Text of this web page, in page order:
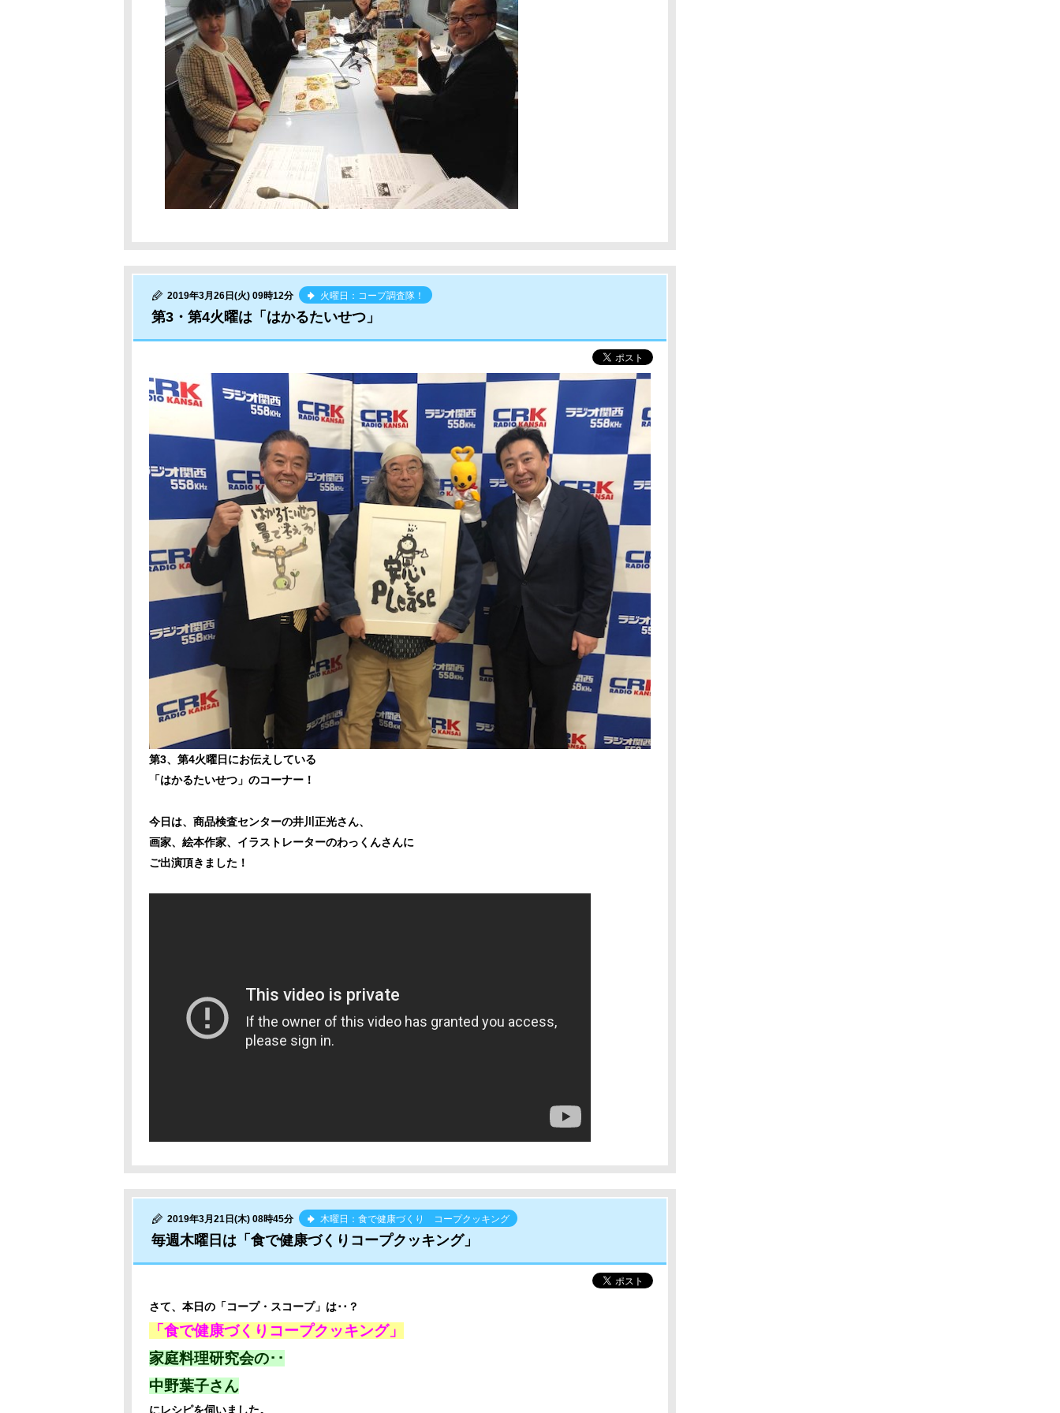
2019年3月26日(火) 09時12分 火曜日：コープ調査隊！
第3・第4火曜は「はかるたいせつ」
第3、第4火曜日にお伝えしている
「はかるたいせつ」のコーナー！
今日は、商品検査センターの井川正光さん、
画家、絵本作家、イラストレーターのわっくんさんに
ご出演頂きました！
2019年3月21日(木) 08時45分 木曜日：食で健康づくり コープクッキング
毎週木曜日は「食で健康づくりコープクッキング」
さて、本日の「コープ・スコープ」は･･？
「食で健康づくりコープクッキング」
家庭料理研究会の･･
中野葉子さん
にレシピを伺いました。